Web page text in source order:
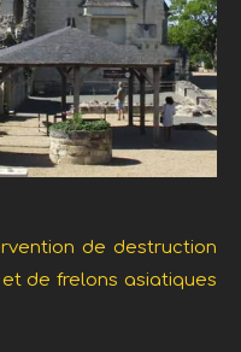
de destruction
de frelons asiatiques